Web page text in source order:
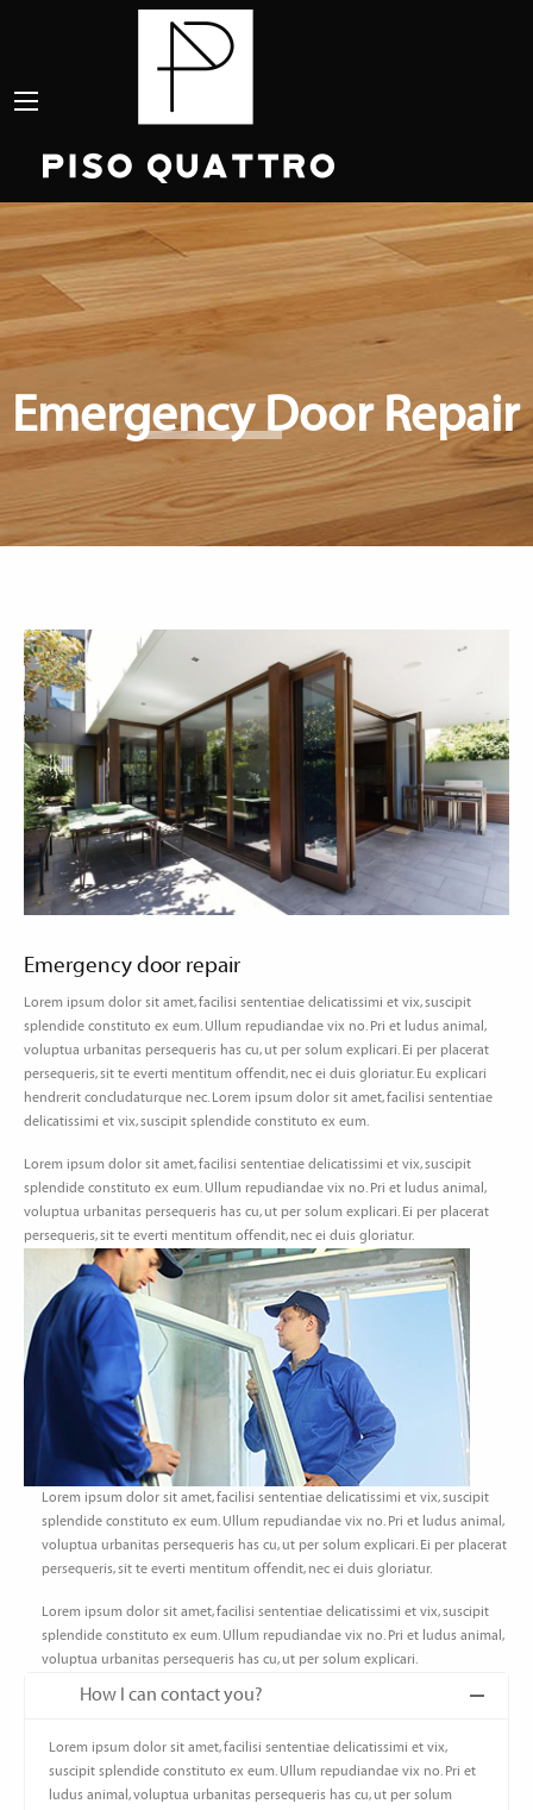
Emergency Door Repair
Emergency door repair
Lorem ipsum dolor sit amet, facilisi sententiae delicatissimi et vix, suscipit
splendide constituto ex eum. Ullum repudiandae vix no. Pri et ludus animal,
voluptua urbanitas persequeris has cu, ut per solum explicari. Ei per placerat
persequeris, sit te everti mentitum offendit, nec ei duis gloriatur. Eu explicari
hendrerit concludaturque nec. Lorem ipsum dolor sit amet, facilisi sententiae
delicatissimi et vix, suscipit splendide constituto ex eum.
Lorem ipsum dolor sit amet, facilisi sententiae delicatissimi et vix, suscipit
splendide constituto ex eum. Ullum repudiandae vix no. Pri et ludus animal,
voluptua urbanitas persequeris has cu, ut per solum explicari. Ei per placerat
persequeris, sit te everti mentitum offendit, nec ei duis gloriatur.
Lorem ipsum dolor sit amet, facilisi sententiae delicatissimi et vix, suscipit
splendide constituto ex eum. Ullum repudiandae vix no. Pri et ludus animal,
voluptua urbanitas persequeris has cu, ut per solum explicari. Ei per placerat
persequeris, sit te everti mentitum offendit, nec ei duis gloriatur.
Lorem ipsum dolor sit amet, facilisi sententiae delicatissimi et vix, suscipit
splendide constituto ex eum. Ullum repudiandae vix no. Pri et ludus animal,
voluptua urbanitas persequeris has cu, ut per solum explicari.
How I can contact you?
Lorem ipsum dolor sit amet, facilisi sententiae delicatissimi et vix,
suscipit splendide constituto ex eum. Ullum repudiandae vix no. Pri et
ludus animal, voluptua urbanitas persequeris has cu, ut per solum